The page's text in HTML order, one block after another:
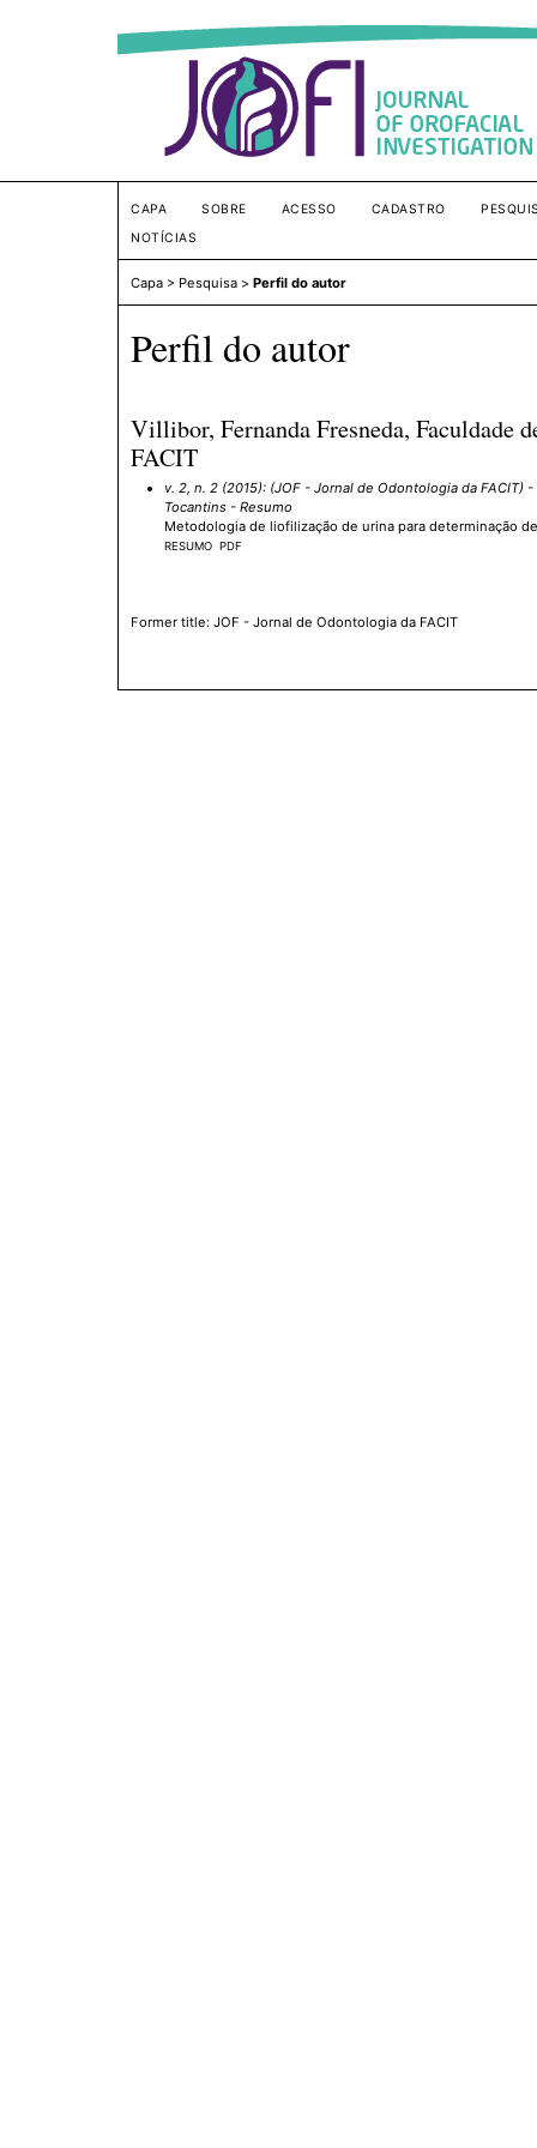
CAPA SOBRE ACESSO CADASTRO
NOTÍCIAS
Capa > Pesquisa > Perfil do autor
Perfil do autor
Villibor, Fernanda Fresneda, Faculdade
FACIT
v. 2, n. 2 (2015): (JOF - Jornal de Odontologia da FACIT) -
Tocantins - Resumo
Metodologia de liofilização de urina para determinação
RESUMO PDF
Former title: JOF - Jornal de Odontologia da FACIT